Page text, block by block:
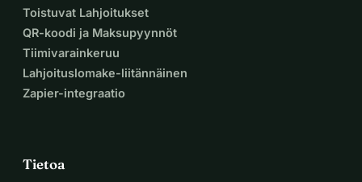
Toistuvat Lahjoitukset
QR-koodi ja Maksupyynnöt
Tiimivarainkeruu
Lahjoituslomake-liitännäinen
Zapier-integraatio
Tietoa